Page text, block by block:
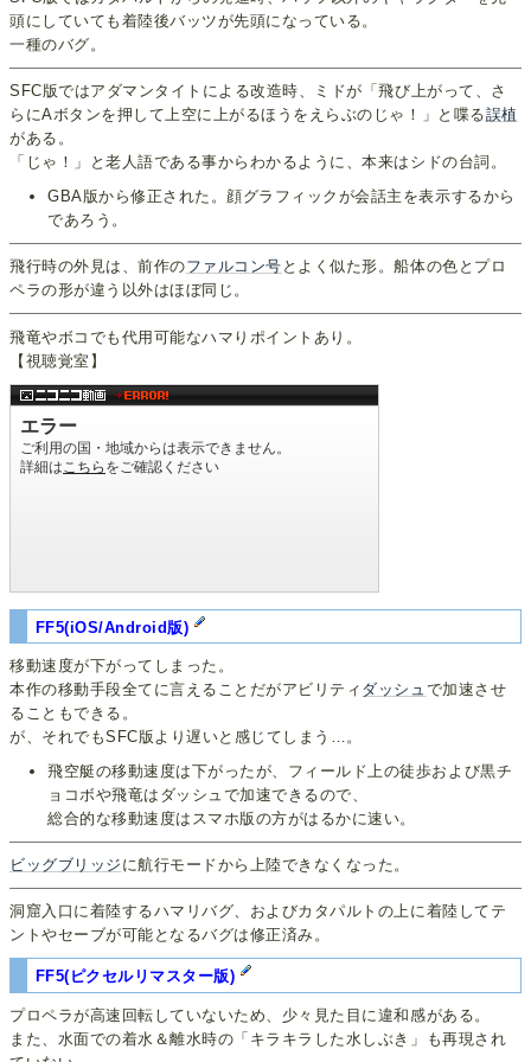
頭にしていても着陸後バッツが先頭になっている。
一種のバグ。
SFC版ではアダマンタイトによる改造時、ミドが「飛び上がって、さ
らにAボタンを押して上空に上がるほうをえらぶのじゃ！」と喋る誤植
がある。
「じゃ！」と老人語である事からわかるように、本来はシドの台詞。
GBA版から修正された。顔グラフィックが会話主を表示するから
であろう。
飛行時の外見は、前作のファルコン号 とよく似た形。船体の色とプロ
ペラの形が違う以外はほぼ同じ。
飛竜やボコでも代用可能なハマりポイントあり。
【視聴覚室】
FF5(iOS/Android版)
移動速度が下がってしまった。
本作の移動手段全てに言えることだがアビリティ ダッシュ で加速させ
ることもできる。
が、それでもSFC版より遅いと感じてしまう…。
飛空艇の移動速度は下がったが、フィールド上の徒歩および黒チ
ョコボや飛竜はダッシュで加速できるので、
総合的な移動速度はスマホ版の方がはるかに速い。
ビッグブリッジ に航行モードから上陸できなくなった。
洞窟入口に着陸するハマリバグ、およびカタパルトの上に着陸してテ
ントやセーブが可能となるバグは修正済み。
FF5(ピクセルリマスター版)
プロペラが高速回転していないため、少々見た目に違和感がある。
また、水面での着水＆離水時の「キラキラした水しぶき」も再現され